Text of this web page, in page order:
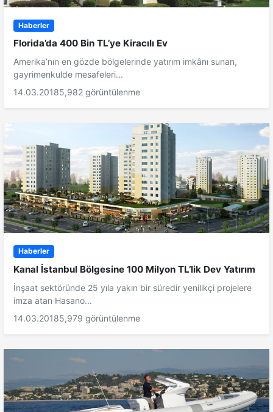
Haberler
Florida’da 400 Bin TL’ye Kiracılı Ev
Amerika’nın en gözde bölgelerinde yatırım imkânı sunan,
gayrimenkulde mesafeleri...
14.03.20185,982 görüntülenme
Haberler
Kanal İstanbul Bölgesine 100 Milyon TL’lik Dev Yatırım
İnşaat sektöründe 25 yıla yakın bir süredir yenilikçi projelere
imza atan Hasano...
14.03.20185,979 görüntülenme